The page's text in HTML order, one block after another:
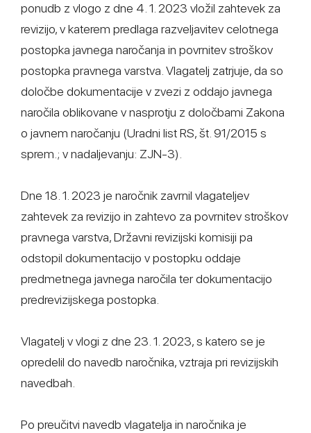
ponudb z vlogo z dne 4. 1. 2023 vložil zahtevek za
revizijo, v katerem predlaga razveljavitev celotnega
postopka javnega naročanja in povrnitev stroškov
postopka pravnega varstva. Vlagatelj zatrjuje, da so
določbe dokumentacije v zvezi z oddajo javnega
naročila oblikovane v nasprotju z določbami Zakona
o javnem naročanju (Uradni list RS, št. 91/2015 s
sprem.; v nadaljevanju: ZJN-3).
Dne 18. 1. 2023 je naročnik zavrnil vlagateljev
zahtevek za revizijo in zahtevo za povrnitev stroškov
pravnega varstva, Državni revizijski komisiji pa
odstopil dokumentacijo v postopku oddaje
predmetnega javnega naročila ter dokumentacijo
predrevizijskega postopka.
Vlagatelj v vlogi z dne 23. 1. 2023, s katero se je
opredelil do navedb naročnika, vztraja pri revizijskih
navedbah.
Po preučitvi navedb vlagatelja in naročnika je